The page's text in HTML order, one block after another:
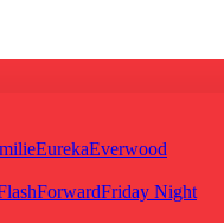
EurekaEverwood
Friday Night